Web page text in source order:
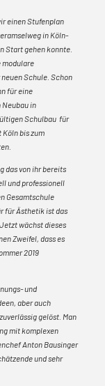
einen Stufenplan
in Köln-
Start gehen konnte.
modulare
Schule. Schon
für eine
Neubau in
Schulbau für
bis zum
das von ihr bereits
und professionell
Gesamtschule
für Ästhetik ist das
wächst dieses
Zweifel, dass es
2019
und
aber auch
gelöst. Man
mit komplexen
Anton Bausinger
und sehr